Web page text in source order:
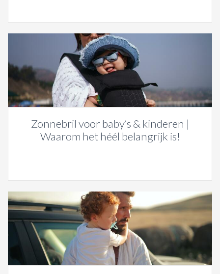
Zonnebril voor baby’s & kinderen |
Waarom het héél belangrijk is!